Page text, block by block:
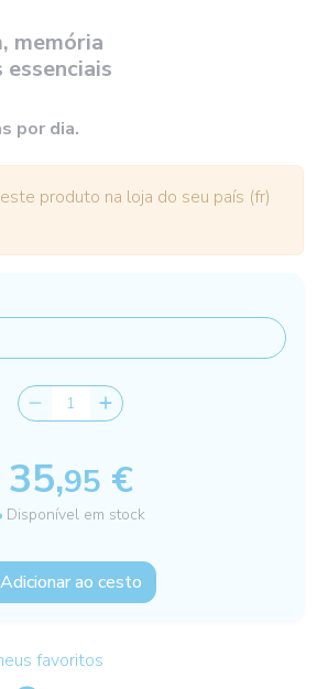
memória
por dia.
produto na loja do seu país (fr)
35,95 €
Disponível em stock
Adicionar ao cesto
favoritos